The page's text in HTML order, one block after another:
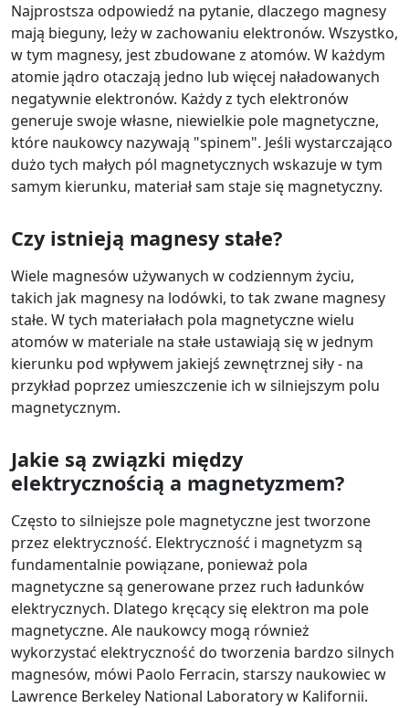
Najprostsza odpowiedź na pytanie, dlaczego magnesy
mają bieguny, leży w zachowaniu elektronów. Wszystko,
w tym magnesy, jest zbudowane z atomów. W każdym
atomie jądro otaczają jedno lub więcej naładowanych
negatywnie elektronów. Każdy z tych elektronów
generuje swoje własne, niewielkie pole magnetyczne,
które naukowcy nazywają "spinem". Jeśli wystarczająco
dużo tych małych pól magnetycznych wskazuje w tym
samym kierunku, materiał sam staje się magnetyczny.
Czy istnieją magnesy stałe?
Wiele magnesów używanych w codziennym życiu,
takich jak magnesy na lodówki, to tak zwane magnesy
stałe. W tych materiałach pola magnetyczne wielu
atomów w materiale na stałe ustawiają się w jednym
kierunku pod wpływem jakiejś zewnętrznej siły - na
przykład poprzez umieszczenie ich w silniejszym polu
magnetycznym.
Jakie są związki między
elektrycznością a magnetyzmem?
Często to silniejsze pole magnetyczne jest tworzone
przez elektryczność. Elektryczność i magnetyzm są
fundamentalnie powiązane, ponieważ pola
magnetyczne są generowane przez ruch ładunków
elektrycznych. Dlatego kręcący się elektron ma pole
magnetyczne. Ale naukowcy mogą również
wykorzystać elektryczność do tworzenia bardzo silnych
magnesów, mówi Paolo Ferracin, starszy naukowiec w
Lawrence Berkeley National Laboratory w Kalifornii.